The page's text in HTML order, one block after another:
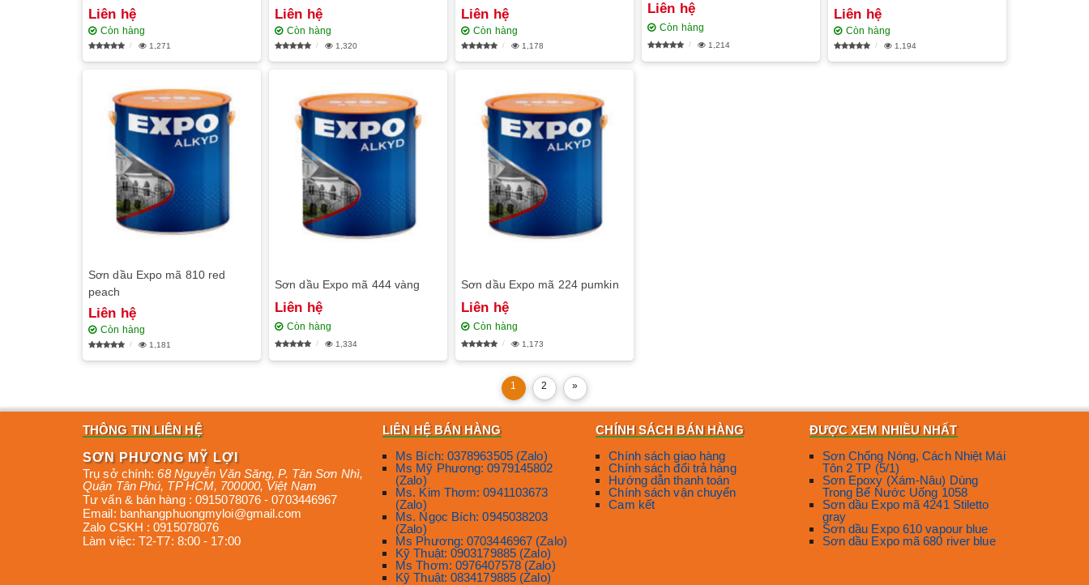
Liên hệ
Còn hàng
1,271
Liên hệ
Còn hàng
1,320
Liên hệ
Còn hàng
1,178
Liên hệ
Còn hàng
1,214
Liên hệ
Còn hàng
1,194
Sơn dầu Expo mã 810 red
peach
Liên hệ
Còn hàng
1,181
Sơn dầu Expo mã 444 vàng
Liên hệ
Còn hàng
1,334
Sơn dầu Expo mã 224 pumkin
Liên hệ
Còn hàng
1,173
1 2 »
THÔNG TIN LIÊN HỆ
SƠN PHƯƠNG MỸ LỢI
Trụ sở chính:68 Nguyễn Văn Săng, P. Tân Sơn Nhì,
Quận Tân Phú, TP HCM, 700000, Việt Nam
Tư vấn & bán hàng : 0915078076 -0703446967
Email: banhangphuongmyloi@gmail.com
Zalo CSKH :0915078076
Làm việc: T2-T7: 8:00 - 17:00
LIÊN HỆ BÁN HÀNG
Ms Bích: 0378963505 (Zalo)
Ms Mỹ Phương: 0979145802
(Zalo)
Ms. Kim Thơm: 0941103673
(Zalo)
Ms. Ngọc Bích: 0945038203
(Zalo)
Ms Phương: 0703446967 (Zalo)
Kỹ Thuật: 0903179885 (Zalo)
Ms Thơm: 0976407578 (Zalo)
Kỹ Thuật: 0834179885 (Zalo)
CHÍNH SÁCH BÁN HÀNG
Chính sách giao hàng
Chính sách đổi trả hàng
Hướng dẫn thanh toán
Chính sách vận chuyển
Cam kết
ĐƯỢC XEM NHIỀU NHẤT
Sơn Chống Nóng, Cách Nhiệt Mái
Tôn 2 TP (5/1)
Sơn Epoxy (Xám-Nâu) Dùng
Trong Bể Nước Uống 1058
Sơn dầu Expo mã 4241 Stiletto
gray
Sơn dầu Expo 610 vapour blue
Sơn dầu Expo mã 680 river blue